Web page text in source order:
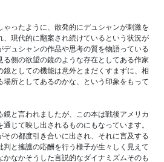
ったように、散発的にデュシャンが刺激を
現代的に翻案され続けているという状況が
ュシャンの作品や思考の質を物語っている
側の欲望の鏡のような存在としてある作家
としての機能は意外とまだくすまずに、相
所としてあるのかな、という印象をもって
と言われましたが、この本は戦後アメリカ
じて映し出されるものにもなっています。
の都度引き合いに出され、それに言及する
と擁護の応酬を行う様子が生々しく見えて
かなかそうした言説的なダイナミズムそのも